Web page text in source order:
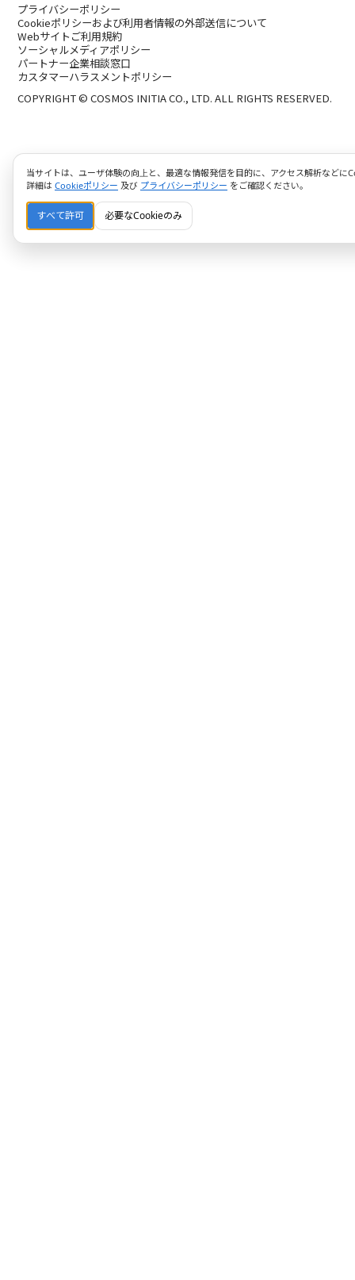
プライバシーポリシー
Cookieポリシーおよび利用者情報の外部送信について
Webサイトご利用規約
ソーシャルメディアポリシー
パートナー企業相談窓口
カスタマーハラスメントポリシー
COPYRIGHT © COSMOS INITIA CO., LTD. ALL RIGHTS RESERVED.
当サイトは、ユーザ体験の向上と、最適な情報発信を目的に、アクセス解析などに
詳細は Cookieポリシー 及び プライバシーポリシー をご確認ください。
すべて許可 必要なCookieのみ